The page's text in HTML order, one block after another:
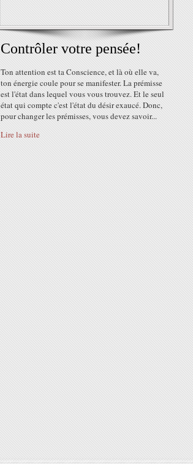
Contrôler votre pensée!
Ton attention est ta Conscience, et là où elle va,
ton énergie coule pour se manifester. La prémisse
est l'état dans lequel vous vous trouvez. Et le seul
état qui compte c'est l'état du désir exaucé. Donc,
pour changer les prémisses, vous devez savoir...
Lire la suite